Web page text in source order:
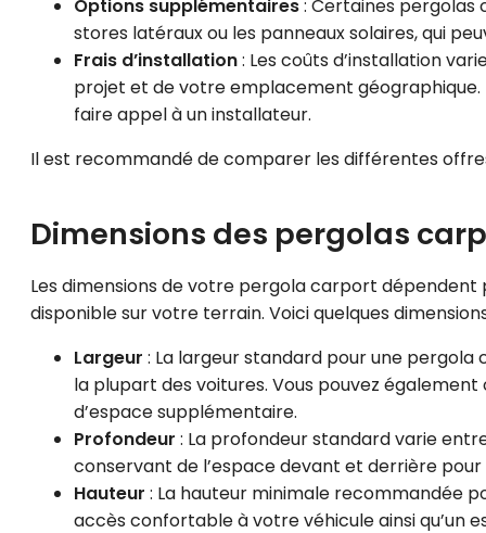
Options supplémentaires: Certaines pergolas
stores latéraux ou les panneaux solaires, qui
Frais d’installation: Les coûts d’installation
projet et de votre emplacement
faire appel à un installateur.
Il est recommandé de comparer les différentes
Dimensions des pergolas
Les dimensions de votre pergola carport
disponible sur votre terrain. Voici quelques
Largeur : La largeur standard pour une
la plupart des voitures. Vous pouvez
d’espace supplémentaire.
Profondeur : La profondeur standard varie
conservant de l’espace devant et derrière
Hauteur : La hauteur minimale recommandée
accès confortable à votre véhicule ainsi qu’un